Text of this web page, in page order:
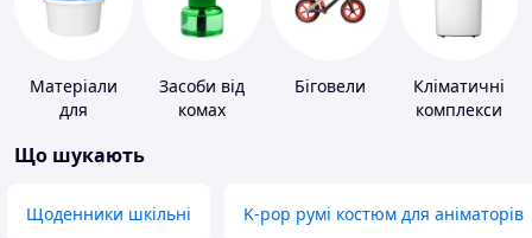
Матеріали
для
промислових
Засоби від
комах
Біговели
Кліматичні
комплекси
Що шукають
Щоденники шкільні K-pop румі костюм для аніматорів